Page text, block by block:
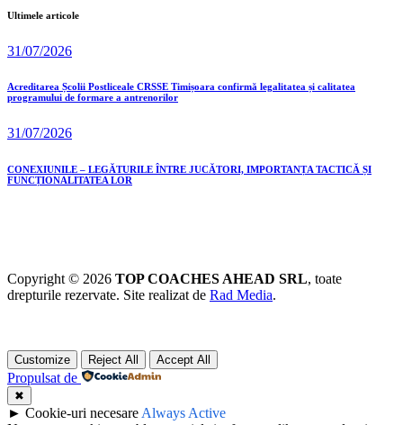
Ultimele articole
31/07/2026
Acreditarea Școlii Postliceale CRSSE Timișoara confirmă legalitatea și calitatea
programului de formare a antrenorilor
31/07/2026
CONEXIUNILE – LEGĂTURILE ÎNTRE JUCĂTORI, IMPORTANȚA TACTICĂ ȘI
FUNCȚIONALITATEA LOR
Copyright © 2026 TOP COACHES AHEAD SRL, toate
drepturile rezervate. Site realizat de Rad Media.
Customize Reject All Accept All
Propulsat de
✖
► Cookie-uri necesare Always Active